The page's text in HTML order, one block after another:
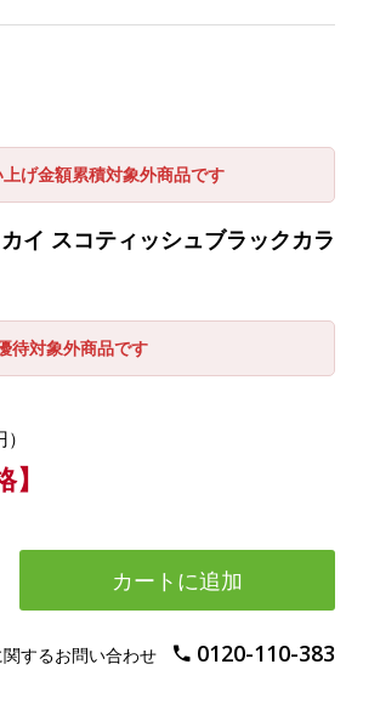
げ金額累積対象外商品です
イ スコティッシュブラックカラ
待対象外商品です
カートに追加
するお問い合わせ 0120-110-383